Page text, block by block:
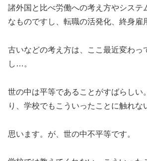
諸外国と比べ労働への考え方やシステ
なものですし、転職の活発化、終身雇
古いなどの考え方は、ここ最近変わっ
し…。
世の中は平等であることがすばらしい
り、学校でもこういったことに触れな
思います。が、世の中不平等です。